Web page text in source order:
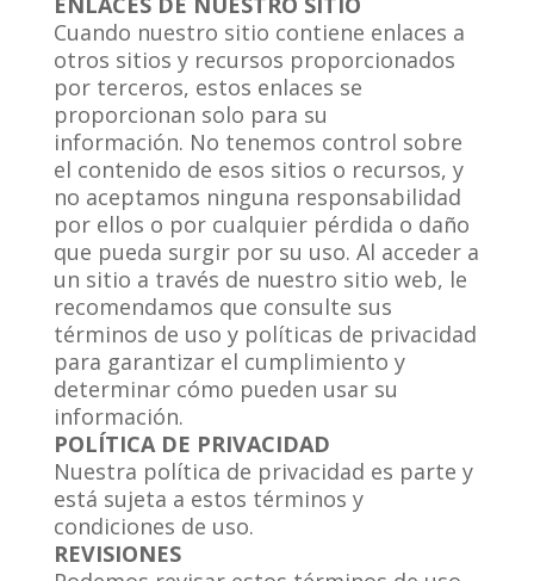
Cuando nuestro sitio contiene enlaces a
otros sitios y recursos proporcionados
por terceros, estos enlaces se
proporcionan solo para su
información. No tenemos control sobre
el contenido de esos sitios o recursos, y
no aceptamos ninguna responsabilidad
por ellos o por cualquier pérdida o daño
que pueda surgir por su uso. Al acceder a
un sitio a través de nuestro sitio web, le
recomendamos que consulte sus
términos de uso y políticas de privacidad
para garantizar el cumplimiento y
determinar cómo pueden usar su
información.
POLÍTICA DE PRIVACIDAD
Nuestra política de privacidad es parte y
está sujeta a estos términos y
condiciones de uso.
REVISIONES